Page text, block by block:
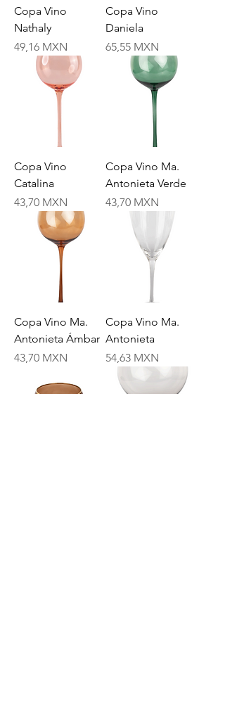
Copa Vino
Nathaly
Price
49,16 MXN
Copa Vino
Daniela
Price
65,55 MXN
Copa Vino
Catalina
Price
43,70 MXN
Copa Vino Ma.
Antonieta Verde
Price
43,70 MXN
Copa Vino Ma.
Antonieta Ámbar
Price
43,70 MXN
Copa Vino Ma.
Antonieta
Price
54,63 MXN